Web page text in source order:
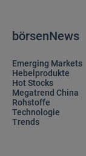
börsenNews
Emerging Markets
Hebelprodukte
Hot Stocks
Megatrend China
Rohstoffe
Technologie
Trends